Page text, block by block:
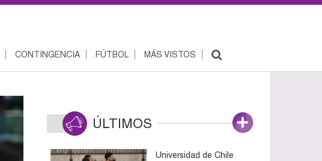
CONTINGENCIA FÚTBOL MÁS VISTOS
ÚLTIMOS
Universidad de Chile